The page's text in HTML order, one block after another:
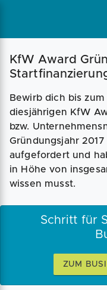
KfW Award
Bewirb dich bis
diesjährigen KfW
bzw.
Gründungsjahr
aufgefordert und
in Höhe von
wissen musst.
Schritt für
ZUM